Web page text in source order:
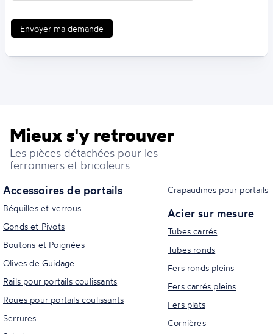
Envoyer ma demande
Mieux s'y retrouver
Les pièces détachées pour les
ferronniers et bricoleurs :
Accessoires de portails
Béquilles et verrous
Gonds et Pivots
Boutons et Poignées
Olives de Guidage
Rails pour portails coulissants
Roues pour portails coulissants
Serrures
Crapaudines pour portails
Acier sur mesure
Tubes carrés
Tubes ronds
Fers ronds pleins
Fers carrés pleins
Fers plats
Cornières